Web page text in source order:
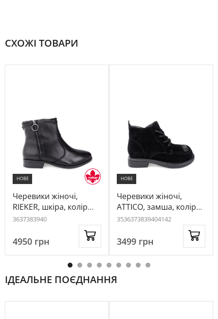
СХОЖІ ТОВАРИ
НОВЕ
Черевики жіночі,
RIEKER, шкіра, колір
чорний, 1016177
3637383940
4950 грн
НОВЕ
Черевики жіночі,
ATTICO, замша, колір
чорний, 1058094
3536373839404142
3499 грн
ІДЕАЛЬНЕ ПОЄДНАННЯ